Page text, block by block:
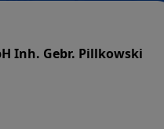
Inh. Gebr. Pillkowski